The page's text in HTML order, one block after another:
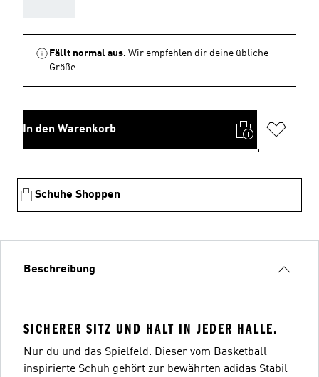
Fällt normal aus. Wir empfehlen dir deine übliche
Größe.
In den Warenkorb
Schuhe Shoppen
Beschreibung
SICHERER SITZ UND HALT IN JEDER HALLE.
Nur du und das Spielfeld. Dieser vom Basketball
inspirierte Schuh gehört zur bewährten adidas Stabil